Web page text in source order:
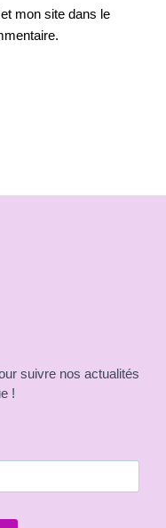
mon site dans le
suivre nos actualités
!